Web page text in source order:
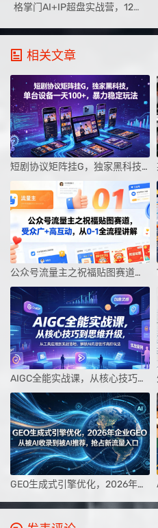
格掌门AI+IP超盘实战营，12月的课，用AI跑通IP全链路，从内容到成交闭环
相关文章
短剧协议矩阵挂G，独家黑科技，单台设备一天100+，暴力稳定玩法【揭秘】
公众号流量主之祝福贴图赛道，受众广+高互动，从0-1全流程讲解
AIGC全能实战课，从核心技巧到思维升级，从工具应用到实战落地，解锁AI内容创作高阶玩法
GEO生成式引擎优化，2026年企业GEO从被AI收录到被AI推荐，抢占新流量入口